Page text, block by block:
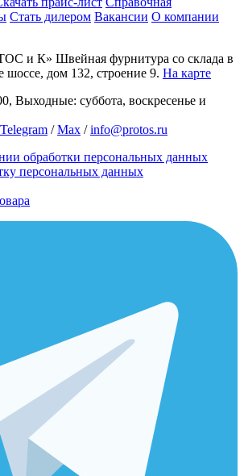
Стать дилером Вакансии О компании
и К» Швейная фурнитура со склада в
шоссе, дом 132, строение 9. На карте
Выходные: суббота, воскресенье и
Telegram /Max /info@protos.ru
обработки персональных данных
персональных данных